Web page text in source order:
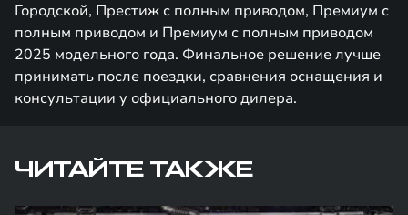
Городской, Престиж с полным приводом, Премиум с
полным приводом и Премиум с полным приводом
2025 модельного года. Финальное решение лучше
принимать после поездки, сравнения оснащения и
консультации у официального дилера.
ЧИТАЙТЕ ТАКЖЕ